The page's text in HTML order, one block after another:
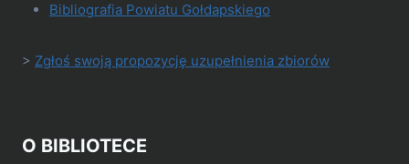
Bibliografia Powiatu Gołdapskiego
> Zgłoś swoją propozycję uzupełnienia zbiorów
O BIBLIOTECE